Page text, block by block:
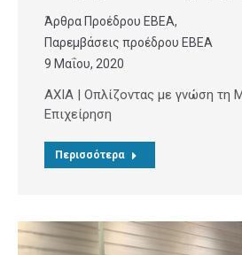
Άρθρα Προέδρου ΕΒΕΑ,
Παρεμβάσεις προέδρου ΕΒΕΑ
9 Μαΐου, 2020
AXIA | Οπλίζοντας με γνώση τη
Επιχείρηση
Περισσότερα